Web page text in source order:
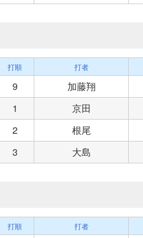
打順 打者
9 加藤翔
1 京田
2 根尾
3 大島
打順 打者